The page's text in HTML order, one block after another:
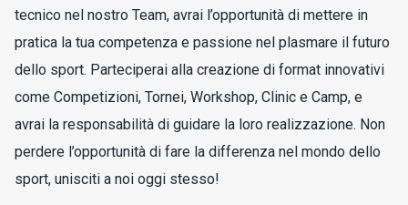
tecnico nel nostro Team, avrai l’opportunità di mettere in
pratica la tua competenza e passione nel plasmare il futuro
dello sport. Parteciperai alla creazione di format innovativi
come Competizioni, Tornei, Workshop, Clinic e Camp, e
avrai la responsabilità di guidare la loro realizzazione. Non
perdere l’opportunità di fare la differenza nel mondo dello
sport, unisciti a noi oggi stesso!